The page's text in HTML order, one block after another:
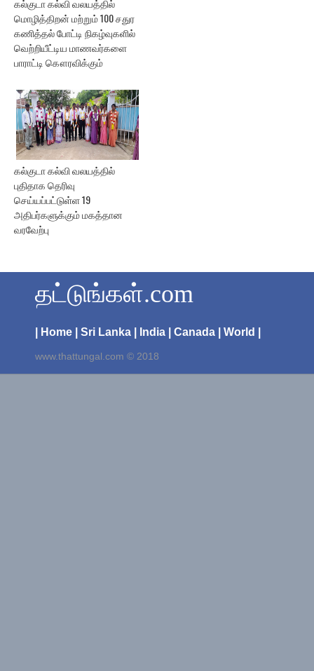
கல்குடா கல்வி வலயத்தில்
மொழித்திறன் மற்றும் 100 சதுர
கணித்தல் போட்டி நிகழ்வுகளில்
வெற்றியீட்டிய மாணவர்களை
பாராட்டி கௌரவிக்கும்
கல்குடா கல்வி வலயத்தில்
புதிதாக தெரிவு
செய்யப்பட்டுள்ள 19
அதிபர்களுக்கும் மகத்தான
வரவேற்பு
தட்டுங்கள்.com
| Home | Sri Lanka | India | Canada | World |
www.thattungal.com © 2018